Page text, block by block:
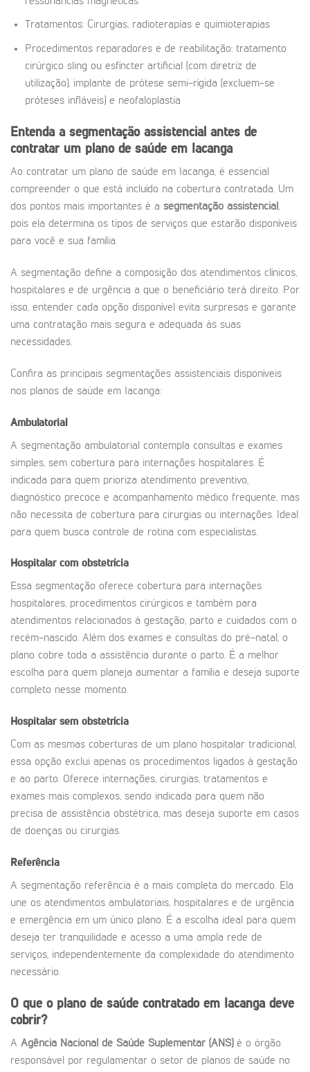
Tratamentos: Cirurgias, radioterapias e quimioterapias
Procedimentos reparadores e de reabilitação: tratamento
cirúrgico sling ou esfíncter artificial (com diretriz de
utilização), implante de prótese semi-rígida (excluem-se
próteses infláveis) e neofaloplastia
Entenda a segmentação assistencial antes de
contratar um plano de saúde em Iacanga
Ao contratar um plano de saúde em Iacanga, é essencial
compreender o que está incluído na cobertura contratada. Um
dos pontos mais importantes é a segmentação assistencial,
pois ela determina os tipos de serviços que estarão disponíveis
para você e sua família.
A segmentação define a composição dos atendimentos clínicos,
hospitalares e de urgência a que o beneficiário terá direito. Por
isso, entender cada opção disponível evita surpresas e garante
uma contratação mais segura e adequada às suas
necessidades.
Confira as principais segmentações assistenciais disponíveis
nos planos de saúde em Iacanga:
Ambulatorial
A segmentação ambulatorial contempla consultas e exames
simples, sem cobertura para internações hospitalares. É
indicada para quem prioriza atendimento preventivo,
diagnóstico precoce e acompanhamento médico frequente, mas
não necessita de cobertura para cirurgias ou internações. Ideal
para quem busca controle de rotina com especialistas.
Hospitalar com obstetrícia
Essa segmentação oferece cobertura para internações
hospitalares, procedimentos cirúrgicos e também para
atendimentos relacionados à gestação, parto e cuidados com o
recém-nascido. Além dos exames e consultas do pré-natal, o
plano cobre toda a assistência durante o parto. É a melhor
escolha para quem planeja aumentar a família e deseja suporte
completo nesse momento.
Hospitalar sem obstetrícia
Com as mesmas coberturas de um plano hospitalar tradicional,
essa opção exclui apenas os procedimentos ligados à gestação
e ao parto. Oferece internações, cirurgias, tratamentos e
exames mais complexos, sendo indicada para quem não
precisa de assistência obstétrica, mas deseja suporte em casos
de doenças ou cirurgias.
Referência
A segmentação referência é a mais completa do mercado. Ela
une os atendimentos ambulatoriais, hospitalares e de urgência
e emergência em um único plano. É a escolha ideal para quem
deseja ter tranquilidade e acesso a uma ampla rede de
serviços, independentemente da complexidade do atendimento
necessário.
O que o plano de saúde contratado em Iacanga deve
cobrir?
A Agência Nacional de Saúde Suplementar (ANS)é o órgão
responsável por regulamentar o setor de planos de saúde no